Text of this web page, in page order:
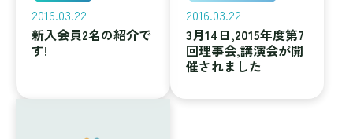
2016.03.22
新入会員2名の紹介で
す!
2016.03.22
3月14日,2015年度第7
回理事会,講演会が開
催されました